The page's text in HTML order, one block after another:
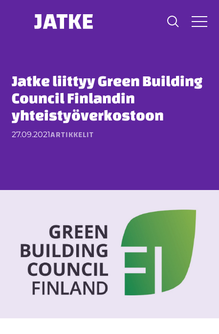
Jatke liittyy Green Building
Council Finlandin
yhteistyöverkostoon
27.09.2021ARTIKKELIT